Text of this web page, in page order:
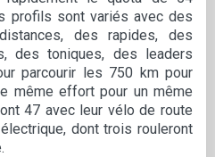
profils sont variés avec des
des rapides, des
des toniques, des leaders
parcourir les 750 km pour
même effort pour un même
47 avec leur vélo de route
dont trois rouleront